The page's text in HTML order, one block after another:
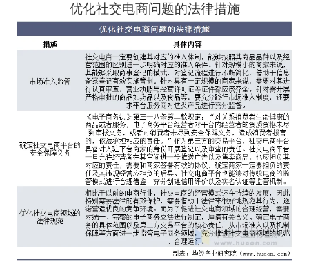
优化社交电商问题的法律措施